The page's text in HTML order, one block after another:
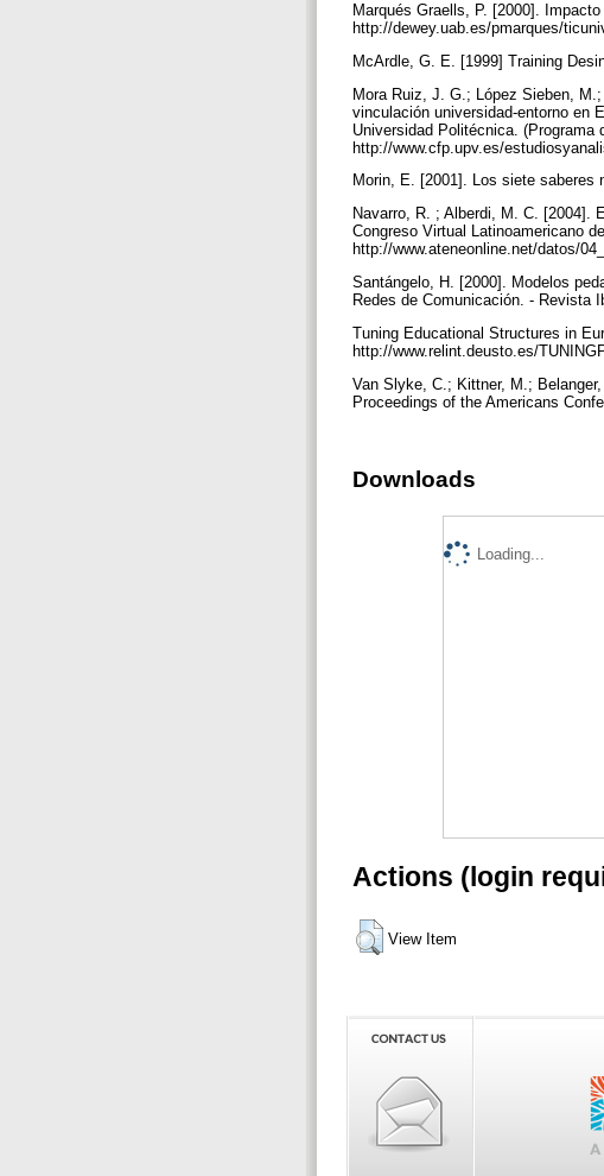
Marqués Graells, P. [2000].
http://dewey.uab.es/pmarques/
McArdle, G. E. [1999] Training
Mora Ruiz, J. G.; López Sieben,
vinculación universidad-entorno en
Universidad Politécnica.
http://www.cfp.upv.es/
Morin, E. [2001]. Los siete saberes
Navarro, R. ; Alberdi, M. C. [2004].
Congreso Virtual Latinoamericano
http://www.ateneonline.net/datos/
Santángelo, H. [2000]. Modelos
Redes de Comunicación. - Revista
Tuning Educational Structures in
http://www.relint.deusto.es/
Van Slyke, C.; Kittner, M.;
Proceedings of the Americans
Downloads
Loading...
Actions (login
View Item